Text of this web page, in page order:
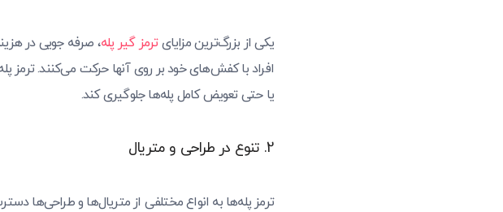
یکی از بزرگ‌ترین مزایایترمز گیر پله، صرفه جویی در
افراد با کفش‌های خود بر روی آنها حرکت می‌کنند. ترمز
یا حتی تعویض کامل پله‌ها جلوگیری کند.
2. تنوع در طراحی و متریال
ترمز پله‌ها به انواع مختلفی از متریال‌ها و طراحی‌ها